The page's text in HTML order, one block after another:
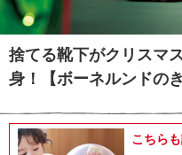
捨てる靴下がクリスマ
身！【ボーネルンドの
こちら